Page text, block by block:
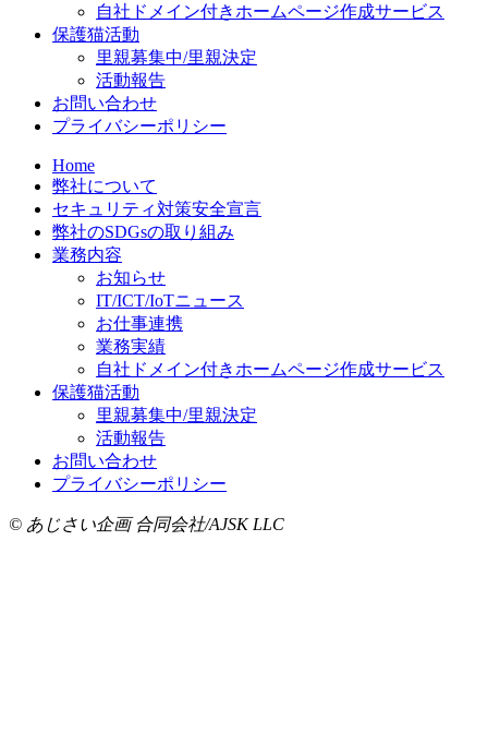
自社ドメイン付きホームページ作成サービス
保護猫活動
里親募集中/里親決定
活動報告
お問い合わせ
プライバシーポリシー
Home
弊社について
セキュリティ対策安全宣言
弊社のSDGsの取り組み
業務内容
お知らせ
IT/ICT/IoTニュース
お仕事連携
業務実績
自社ドメイン付きホームページ作成サービス
保護猫活動
里親募集中/里親決定
活動報告
お問い合わせ
プライバシーポリシー
© あじさい企画 合同会社/AJSK LLC